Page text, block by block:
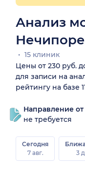
Анализ
15 клиник
Цены от 230 руб.
для записи на
рейтингу на базе
Направление от
не требуется
Сегодня
7 авг.
3